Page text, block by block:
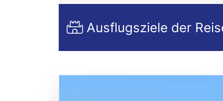
Ausflugsziele der